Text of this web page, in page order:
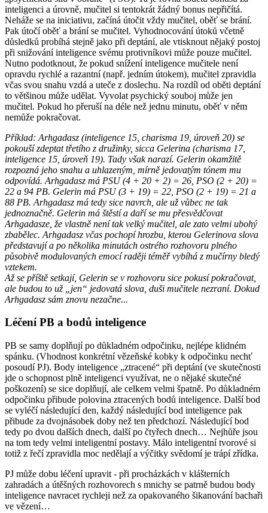
inteligenci a úrovně, mučitel si tentokrát žádný bonus nepřičítá.
Neháže se na iniciativu, začíná útočit vždy mučitel, oběť se brání.
Pak útočí oběť a brání se mučitel. Vyhodnocování útoků včetně
důsledků probíhá stejně jako při deptání, ale vtisknout nějaký postoj
při snižování inteligence svému protivníkovi může pouze mučitel.
Nutno podotknout, že pokud snížení inteligence mučitele není
opravdu rychlé a razantní (např. jedním útokem), mučitel zpravidla
včas svou snahu vzdá a uteče z doslechu. Na rozdíl od oběti deptání
to většinou může udělat. Vyvolat psychický souboj může jen
mučitel. Pokud ho přeruší na déle než jednu minutu, oběť v něm
nemůže pokračovat.
Příklad: Arhgadasz (inteligence 15, charisma 19, úroveň 20) se
pokouší zdeptat třetího z družinky, sicca Gelerina (charisma 17,
inteligence 15, úroveň 19). Tady však narazí. Gelerin okamžitě
rozpozná jeho snahu a uhlazeným, mírně jedovatým tónem mu
odpovídá. Arhgadasz má PSU (4 + 20 + 2) = 26, PSO (2 + 20) =
22 a 94 PB. Gelerin má PSU (3 + 19) = 22, PSO (2 + 19) = 21 a
88 PB. Arhgadasz má tedy sice navrch, ale už vůbec ne tak
jednoznačně. Gelerin má štěstí a daří se mu přesvědčovat
Arhgadasze, že vlastně není tak velký mučitel, ale zato velmi ubohý
zbabělec. Arhgadasz včas pochopí hrozbu, kterou Gelerinova slova
představují a po několika minutách ostrého rozhovoru plného
působivě modulovaných emocí raději téměř vybíhá z mučírny bledý
vztekem.
Až se příště setkají, Gelerin se v rozhovoru sice pokusí pokračovat,
ale budou to už „jen“ jedovatá slova, duši mučitele nezraní. Dokud
Arhgadasz sám znovu nezačne...
Léčení PB a bodů inteligence
PB se samy doplňují po důkladném odpočinku, nejlépe klidném
spánku. (Vhodnost konkrétní vězeňské kobky k odpočinku nechť
posoudí PJ). Body inteligence „ztracené“ při deptání (ve skutečnosti
jde o schopnost plně inteligenci využívat, ne o nějaké skutečné
poškození) se sice doplňují, ale celkem velmi špatně. Po důkladném
odpočinku přibude polovina ztracených bodů inteligence. Další bod
se vyléčí následující den, každý následující bod inteligence pak
přibude za dvojnásobek doby než ten předchozí. Následující bod
tedy po dvou dalších dnech, další po čtyřech dnech… Nejhůře jsou
na tom tedy velmi inteligentní postavy. Málo inteligentní tvorové si
totiž z řečí zpravidla moc nedělají a výčitky svědomí je trápí zřídka.
PJ může dobu léčení upravit - při procházkách v klášterních
zahradách a útěšných rozhovorech s mnichy se patrně budou body
inteligence navracet rychleji než za opakovaného šikanování bachaři
ve vězení…